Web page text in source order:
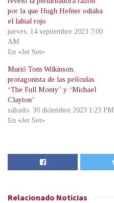
por la que Hugh Hefner odiaba
el labial rojo
jueves, 14 septiembre 2023 7:00
AM
En «Jet Set»
Murió Tom Wilkinson,
protagonista de las películas
“The Full Monty” y “Michael
Clayton”
sábado, 30 diciembre 2023 1:23 PM
En «Jet Set»
Relacionado Noticias